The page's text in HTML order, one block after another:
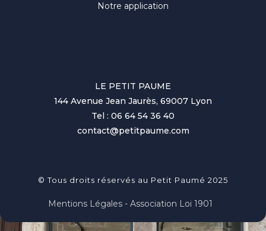
Notre application
LE PETIT PAUME
144 Avenue Jean Jaurès, 69007 Lyon
Tel : 06 64 54 36 40
contact@petitpaume.com
© Tous droits réservés au Petit Paumé 2025
Mentions Légales - Association Loi 1901